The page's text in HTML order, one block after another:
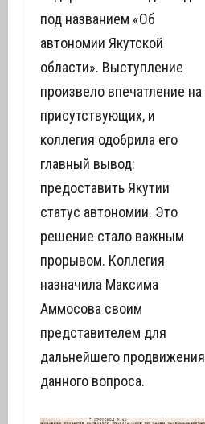
под названием «Об
автономии Якутской
области». Выступление
произвело впечатление на
присутствующих, и
коллегия одобрила его
главный вывод:
предоставить Якутии
статус автономии. Это
решение стало важным
прорывом. Коллегия
назначила Максима
Аммосова своим
представителем для
дальнейшего продвижения
данного вопроса.